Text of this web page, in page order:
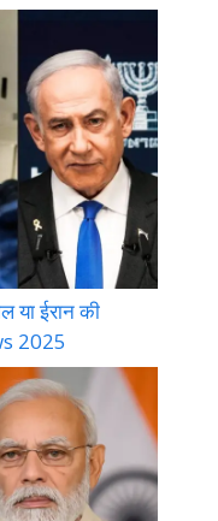
या ईरान की
2025